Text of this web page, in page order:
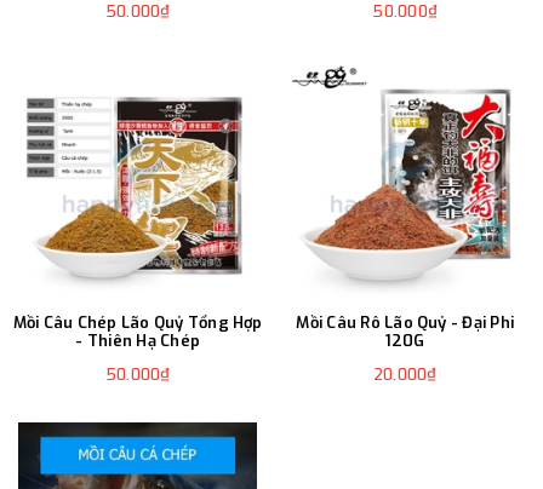
50.000₫
50.000₫
Mồi Câu Chép Lão Quỷ Tổng Hợp
- Thiên Hạ Chép
50.000₫
Mồi Câu Rô Lão Quỷ - Đại Phi
120G
20.000₫